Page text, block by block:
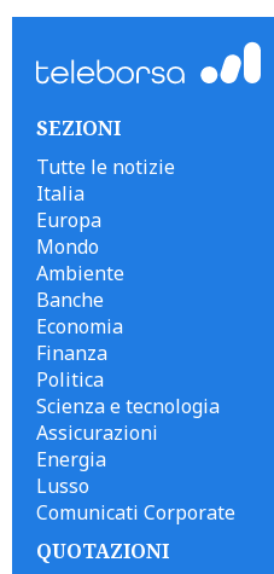
SEZIONI
Tutte le notizie
Italia
Europa
Mondo
Ambiente
Banche
Economia
Finanza
Politica
Scienza e tecnologia
Assicurazioni
Energia
Lusso
Comunicati Corporate
QUOTAZIONI